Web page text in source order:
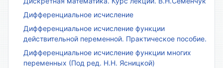
Дифференциальное исчисление
Дифференциальное исчисление функции
действительной переменной. Практическое пособие.
Дифференциальное исчисление функции многих
переменных (Под ред. Н.Н. Ясницкой)